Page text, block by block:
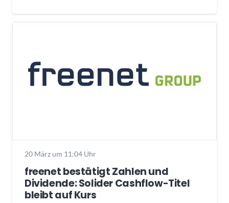
20 März um 11:04 Uhr
freenet bestätigt Zahlen und
Dividende: Solider Cashflow-Titel
bleibt auf Kurs